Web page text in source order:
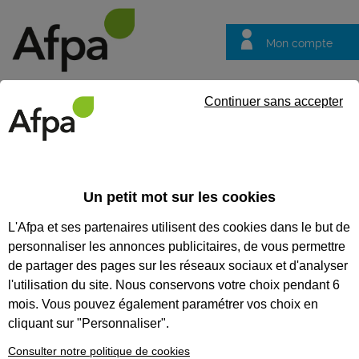
Mon compte
questions
Nos formations parcours
alternance
Un
accompagnement
tout au long de
votre contrat en
Un petit mot sur les cookies
L'Afpa et ses partenaires utilisent des cookies dans le but de
personnaliser les annonces publicitaires, de vous permettre
de partager des pages sur les réseaux sociaux et d'analyser
l'utilisation du site. Nous conservons votre choix pendant 6
mois. Vous pouvez également paramétrer vos choix en
cliquant sur "Personnaliser".
Consulter notre politique de cookies
Continuer sans accepter